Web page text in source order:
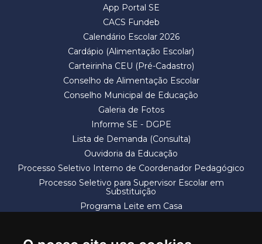
App Portal SE
CACS Fundeb
Calendário Escolar 2026
Cardápio (Alimentação Escolar)
Carteirinha CEU (Pré-Cadastro)
Conselho de Alimentação Escolar
Conselho Municipal de Educação
Galeria de Fotos
Informe SE - DGPE
Lista de Demanda (Consulta)
Ouvidoria da Educação
Processo Seletivo Interno de Coordenador Pedagógico
Processo Seletivo para Supervisor Escolar em
Substituição
Programa Leite em Casa